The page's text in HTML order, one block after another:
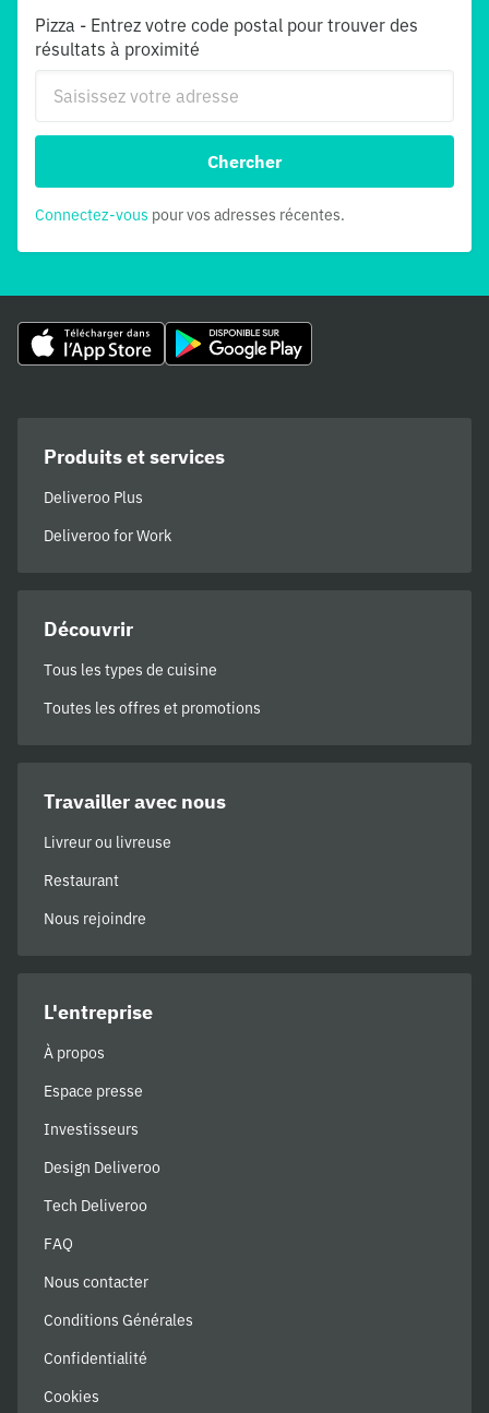
Pizza - Entrez votre code postal pour trouver des
résultats à proximité
Chercher
Connectez-vous pour vos adresses récentes.
Produits et services
Deliveroo Plus
Deliveroo for Work
Découvrir
Tous les types de cuisine
Toutes les offres et promotions
Travailler avec nous
Livreur ou livreuse
Restaurant
Nous rejoindre
L'entreprise
À propos
Espace presse
Investisseurs
Design Deliveroo
Tech Deliveroo
FAQ
Nous contacter
Conditions Générales
Confidentialité
Cookies